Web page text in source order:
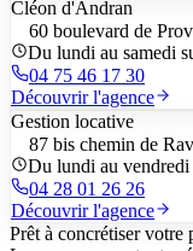
Cléon d'Andran
60 boulevard de
Du lundi au samedi
04 75 46 17 30
Découvrir l'agence
Gestion locative
87 bis chemin de
Du lundi au vendredi
04 28 01 26 26
Découvrir l'agence
Prêt à concrétiser votre